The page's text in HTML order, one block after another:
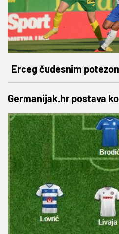
Erceg čudesnim
Germanijak.hr postava